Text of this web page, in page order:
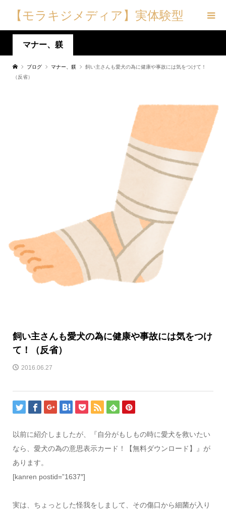
【モラキジメディア】実体験型
の犬メディア&トリーツ専門店
マナー、躾
ブログ マナー、躾
飼い主さんも愛犬の為に健康や事故には気をつけて！
（反省）
飼い主さんも愛犬の為に健康や事故には気をつけ
て！（反省）
2016.06.27
以前に紹介しましたが、『自分がもしもの時に愛犬を救いたい
なら、愛犬の為の意思表示カード！【無料ダウンロード】』が
あります。
[kanren postid=”1637″]
実は、ちょっとした怪我をしまして、その傷口から細菌が入り